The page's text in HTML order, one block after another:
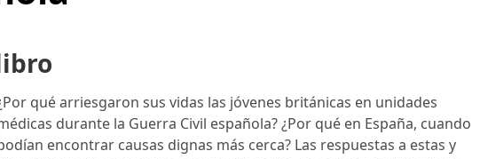
qué arriesgaron sus vidas las jóvenes británicas en unidades
durante la Guerra Civil española? ¿Por qué en España, cuando
encontrar causas dignas más cerca? Las respuestas a estas y